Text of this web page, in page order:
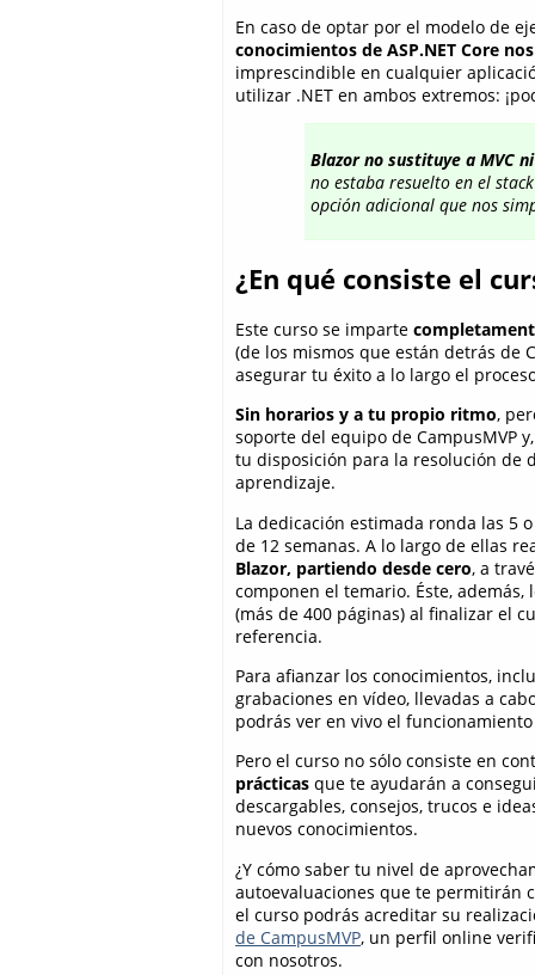
En caso de optar por el modelo de
conocimientos de ASP.NET Core
imprescindible en cualquier
utilizar .NET en ambos extremos:
Blazor no sustituye a MVC
no estaba resuelto en el stack
opción adicional que nos
¿En qué consiste el
Este curso se imparte
(de los mismos que están detrás de
asegurar tu éxito a lo largo el
Sin horarios y a tu propio ritmo,
soporte del equipo de CampusMVP
tu disposición para la resolución de
aprendizaje.
La dedicación estimada ronda las 5
de 12 semanas. A lo largo de ellas
Blazor, partiendo desde cero, a
componen el temario. Éste,
(más de 400 páginas) al finalizar el
referencia.
Para afianzar los conocimientos,
grabaciones en vídeo, llevadas a
podrás ver en vivo el
Pero el curso no sólo consiste en
prácticas que te ayudarán a
descargables, consejos, trucos e
nuevos conocimientos.
¿Y cómo saber tu nivel de
autoevaluaciones que te permitirán
el curso podrás acreditar su
de CampusMVP, un perfil online
con nosotros.